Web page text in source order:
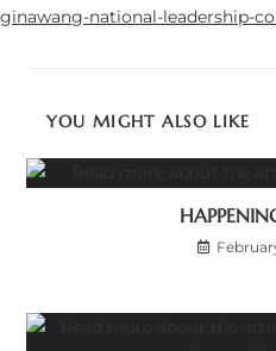
ginawang-national-leadership-
YOU MIGHT ALSO LIKE